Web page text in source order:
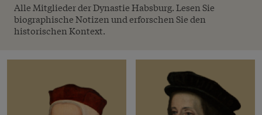
Alle Mitglieder der Dynastie Habsburg. Lesen Sie
biographische Notizen und erforschen Sie den
historischen Kontext.